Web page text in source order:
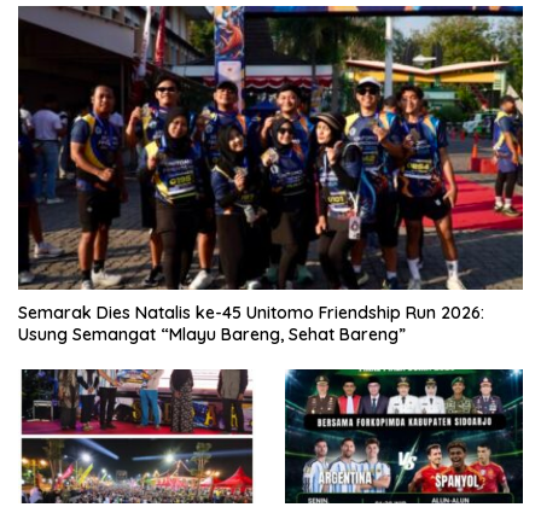
Semarak Dies Natalis ke-45 Unitomo Friendship Run 2026:
Usung Semangat “Mlayu Bareng, Sehat Bareng”